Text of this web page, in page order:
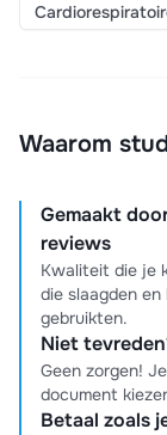
Waarom
Gemaakt
reviews
Kwaliteit die je
die slaagden
gebruikten.
Niet
Geen zorgen!
document
Betaal zoals